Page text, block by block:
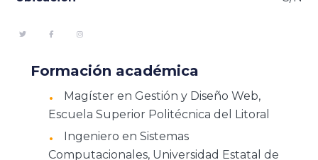
Formación académica
Magíster en Gestión y Diseño Web,
Escuela Superior Politécnica del Litoral
Ingeniero en Sistemas
Computacionales, Universidad Estatal de